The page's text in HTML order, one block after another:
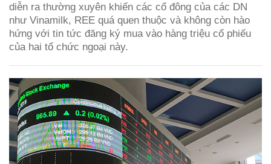
diễn ra thường xuyên khiến các cổ đông của các DN
như Vinamilk, REE quá quen thuộc và không còn hào
hứng với tin tức đăng ký mua vào hàng triệu cổ phiếu
của hai tổ chức ngoại này.